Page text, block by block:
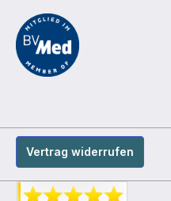
Vertrag widerrufen